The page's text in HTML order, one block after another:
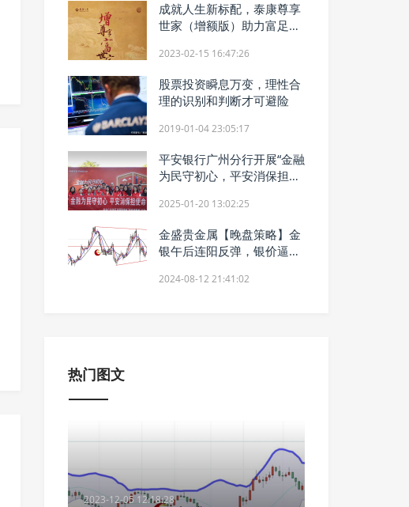
成就人生新标配，泰康尊享
世家（增额版）助力富足人
2023-02-15 16:47:26
股票投资瞬息万变，理性合
理的识别和判断才可避险
2019-01-04 23:05:17
平安银行广州分行开展“金融
为民守初心，平安消保担使
2025-01-20 13:02:25
金盛贵金属【晚盘策略】金
银午后连阳反弹，银价逼近
2024-08-12 21:41:02
热门图文
2023-12-05 12:18:28